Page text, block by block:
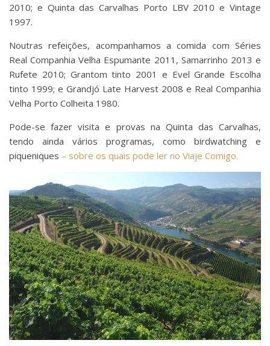
2010; e Quinta das Carvalhas Porto LBV 2010 e Vintage
1997.
Noutras refeições, acompanhamos a comida com Séries
Real Companhia Velha Espumante 2011, Samarrinho 2013 e
Rufete 2010; Grantom tinto 2001 e Evel Grande Escolha
tinto 1999; e Grandjó Late Harvest 2008 e Real Companhia
Velha Porto Colheita 1980.
Pode-se fazer visita e provas na Quinta das Carvalhas,
tendo ainda vários programas, como birdwatching e
piqueniques – sobre os quais pode ler no Viaje Comigo.